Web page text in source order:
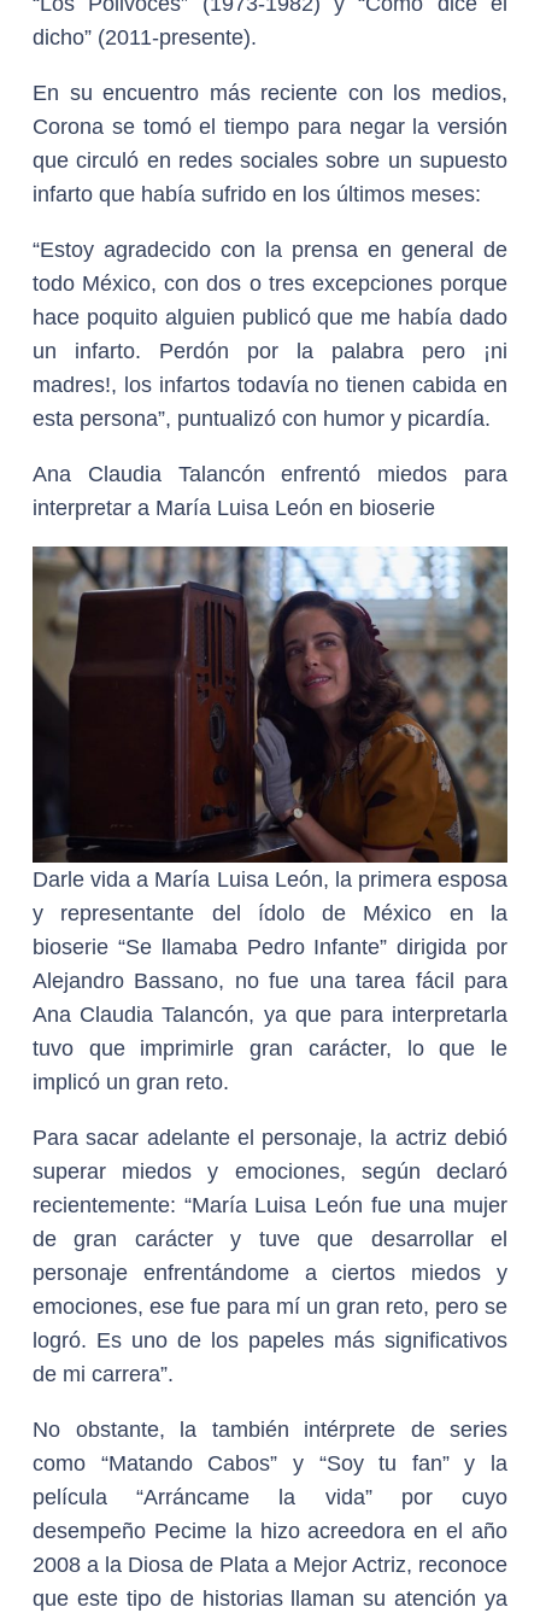
dicho” (2011-presente).
En su encuentro más reciente con los medios,
Corona se tomó el tiempo para negar la versión
que circuló en redes sociales sobre un supuesto
infarto que había sufrido en los últimos meses:
“Estoy agradecido con la prensa en general de
todo México, con dos o tres excepciones porque
hace poquito alguien publicó que me había dado
un infarto. Perdón por la palabra pero ¡ni
madres!, los infartos todavía no tienen cabida en
esta persona”, puntualizó con humor y picardía.
Ana Claudia Talancón enfrentó miedos para
interpretar a María Luisa León en bioserie
Darle vida a María Luisa León, la primera esposa
y representante del ídolo de México en la
bioserie “Se llamaba Pedro Infante” dirigida por
Alejandro Bassano, no fue una tarea fácil para
Ana Claudia Talancón, ya que para interpretarla
tuvo que imprimirle gran carácter, lo que le
implicó un gran reto.
Para sacar adelante el personaje, la actriz debió
superar miedos y emociones, según declaró
recientemente: “María Luisa León fue una mujer
de gran carácter y tuve que desarrollar el
personaje enfrentándome a ciertos miedos y
emociones, ese fue para mí un gran reto, pero se
logró. Es uno de los papeles más significativos
de mi carrera”.
No obstante, la también intérprete de series
como “Matando Cabos” y “Soy tu fan” y la
película “Arráncame la vida” por cuyo
desempeño Pecime la hizo acreedora en el año
2008 a la Diosa de Plata a Mejor Actriz, reconoce
que este tipo de historias llaman su atención ya